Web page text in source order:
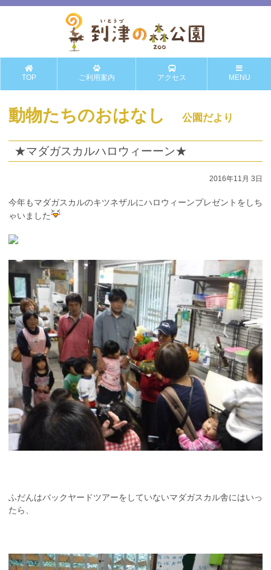
TOP ご利用案内 アクセス MENU
動物たちのおはなし 公園だより
★マダガスカルハロウィーーン★
2016年11月 3日
今年もマダガスカルのキツネザルにハロウィーンプレゼントをしち
ゃいました
ふだんはバックヤードツアーをしていないマダガスカル舎にはいっ
たら、